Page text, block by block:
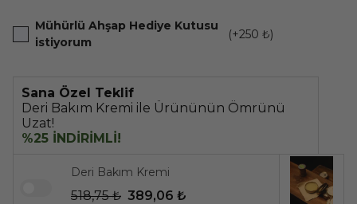
Mühürlü Ahşap Hediye Kutusu
istiyorum
(+250 ₺)
Sana Özel Teklif
Deri Bakım Kremi ile Ürününün Ömrünü
Uzat!
%25 İNDİRİMLİ!
Deri Bakım Kremi
518,75 ₺ 389,06 ₺